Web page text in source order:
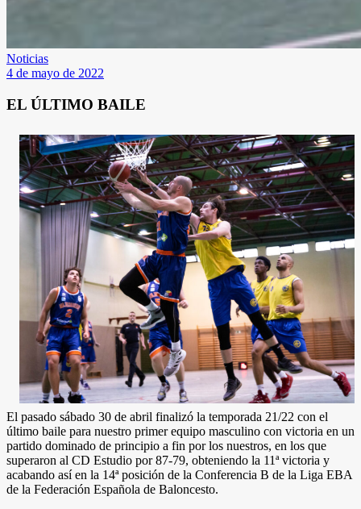
Noticias
4 de mayo de 2022
EL ÚLTIMO BAILE
El pasado sábado 30 de abril finalizó la temporada 21/22 con el
último baile para nuestro primer equipo masculino con victoria en un
partido dominado de principio a fin por los nuestros, en los que
superaron al CD Estudio por 87-79, obteniendo la 11ª victoria y
acabando así en la 14ª posición de la Conferencia B de la Liga EBA
de la Federación Española de Baloncesto.